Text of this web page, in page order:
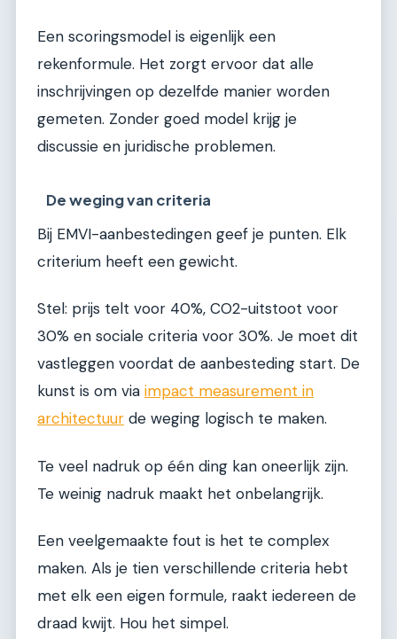
Een scoringsmodel is eigenlijk een
rekenformule. Het zorgt ervoor dat alle
inschrijvingen op dezelfde manier worden
gemeten. Zonder goed model krijg je
discussie en juridische problemen.
De weging van criteria
Bij EMVI-aanbestedingen geef je punten. Elk
criterium heeft een gewicht.
Stel: prijs telt voor 40%, CO2-uitstoot voor
30% en sociale criteria voor 30%. Je moet dit
vastleggen voordat de aanbesteding start. De
kunst is om via impact measurement in
architectuur de weging logisch te maken.
Te veel nadruk op één ding kan oneerlijk zijn.
Te weinig nadruk maakt het onbelangrijk.
Een veelgemaakte fout is het te complex
maken. Als je tien verschillende criteria hebt
met elk een eigen formule, raakt iedereen de
draad kwijt. Hou het simpel.